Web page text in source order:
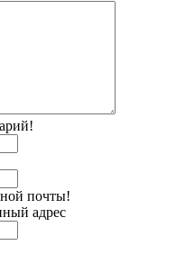
почты!
адрес